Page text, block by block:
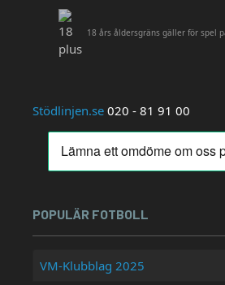
18 års åldersgräns gäller för spel
Stödlinjen.se 020 - 81 91 00
POPULÄR FOTBOLL
VM-Klubblag 2025